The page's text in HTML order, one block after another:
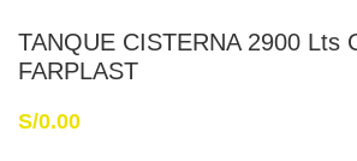
TANQUE CISTERNA 2900 Lts
FARPLAST
S/0.00